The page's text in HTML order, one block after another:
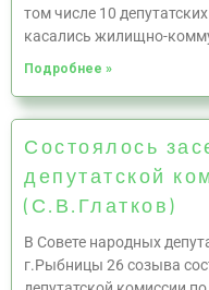
том числе 10
касались жилищно-
Подробнее »
Состоялось
депутатской
(С.В.Глатков)
В Совете народных
г.Рыбницы 26 созыва